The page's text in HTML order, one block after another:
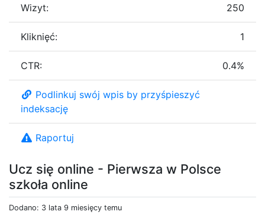
Ucz się online - Pierwsza w Polsce
szkoła online
Dodano: 3 lata 9 miesięcy temu
Wizyt: 250
Kliknięć: 1
CTR: 0.4%
Podlinkuj swój wpis by przyśpieszyć
indeksację
Raportuj